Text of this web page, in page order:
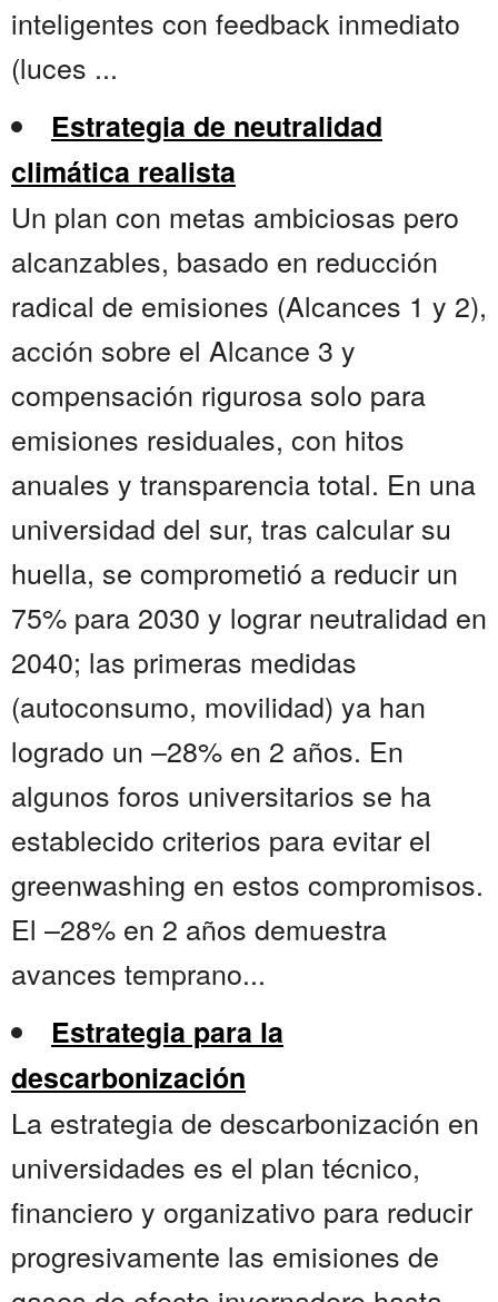
inteligentes con feedback inmediato
(luces ...
Estrategia de neutralidad
climática realista
Un plan con metas ambiciosas pero
alcanzables, basado en reducción
radical de emisiones (Alcances 1 y 2),
acción sobre el Alcance 3 y
compensación rigurosa solo para
emisiones residuales, con hitos
anuales y transparencia total. En una
universidad del sur, tras calcular su
huella, se comprometió a reducir un
75% para 2030 y lograr neutralidad en
2040; las primeras medidas
(autoconsumo, movilidad) ya han
logrado un –28% en 2 años. En
algunos foros universitarios se ha
establecido criterios para evitar el
greenwashing en estos compromisos.
El –28% en 2 años demuestra
avances temprano...
Estrategia para la
descarbonización
La estrategia de descarbonización en
universidades es el plan técnico,
financiero y organizativo para reducir
progresivamente las emisiones de